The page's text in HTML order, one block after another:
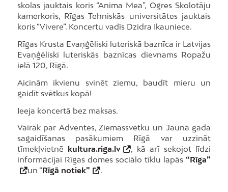
skolas jauktais koris “Anima Mea”, Ogres Skolotāju
kamerkoris, Rīgas Tehniskās universitātes jauktais
koris “Vivere”. Koncertu vadīs Dzidra Ikauniece.
Rīgas Krusta Evaņģēliski luteriskā baznīca ir Latvijas
Evaņģēliski luteriskās baznīcas dievnams Ropažu
ielā 120, Rīgā.
Aicinām ikvienu svinēt ziemu, baudīt mieru un
gaidīt svētkus kopā!
Ieeja koncertā bez maksas.
Vairāk par Adventes, Ziemassvētku un Jaunā gada
sagaidīšanas pasākumiem Rīgā var uzzināt
tīmekļvietnē kultura.riga.lv
, kā arī sekojot līdzi
informācijai Rīgas domes sociālo tīklu lapās“Rīga”
un “Rīgā notiek” .